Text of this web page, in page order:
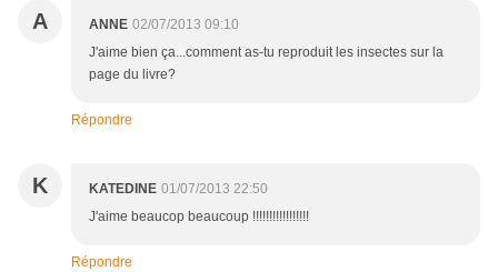
A ANNE 02/07/2013 09:10
J'aime bien ça...comment as-tu reproduit les insectes sur la
page du livre?
Répondre
K KATEDINE 01/07/2013 22:50
J'aime beaucop beaucoup !!!!!!!!!!!!!!!!!
Répondre